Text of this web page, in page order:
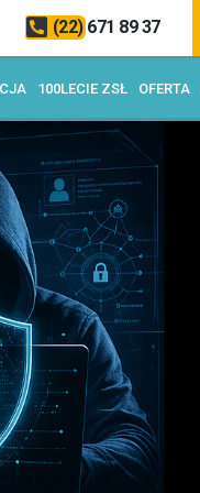
(22) 671 89 37
100LECIE ZSŁ OFERTA